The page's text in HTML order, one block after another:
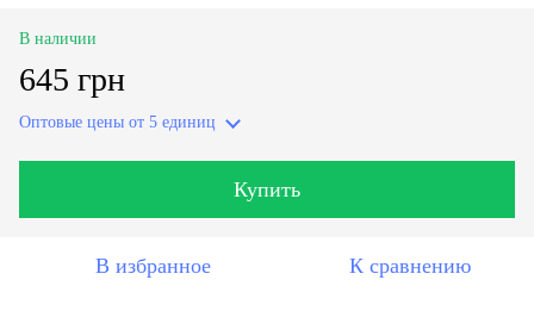
В наличии
645 грн
Оптовые цены от 5 единиц
Купить
В избранное К сравнению